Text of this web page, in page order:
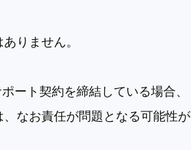
りません。
ート契約を締結している場合、
なお責任が問題となる可能性が